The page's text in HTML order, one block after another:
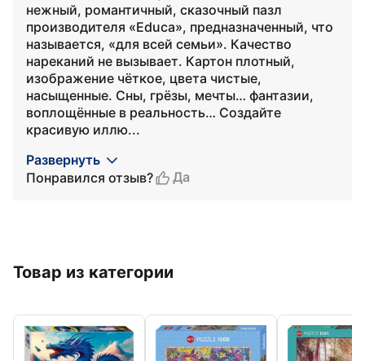
нежный, романтичный, сказочный пазл
производителя «Educa», предназначенный, что
называется, «для всей семьи». Качество
нареканий не вызывает. Картон плотный,
изображение чёткое, цвета чистые,
насыщенные. Сны, грёзы, мечты… фантазии,
воплощённые в реальность… Создайте
красивую иллю...
Развернуть
Понравился отзыв?
Да
Товар из категории